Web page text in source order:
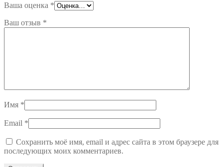
Ваша оценка *
Ваш отзыв *
Имя *
Email *
Сохранить моё имя, email и адрес сайта в этом браузере для
последующих моих комментариев.